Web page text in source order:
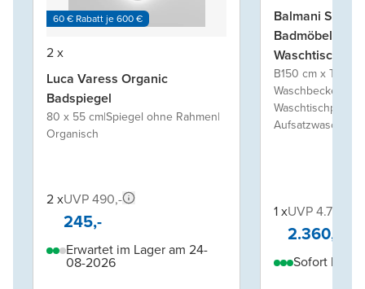
60 € Rabatt je 600 €
2 x
Luca Varess Organic
Badspiegel
80 x 55 cm|Spiegel ohne Rahmen|
Organisch
2 xUVP 490,-
245,-
Erwartet im Lager am 24-
08-2026
Balmani Sfera
Badmöbel Set
B150 cm x T55
Waschtischplatte
1 xUVP 4.720,-
2.360,-
Sofort